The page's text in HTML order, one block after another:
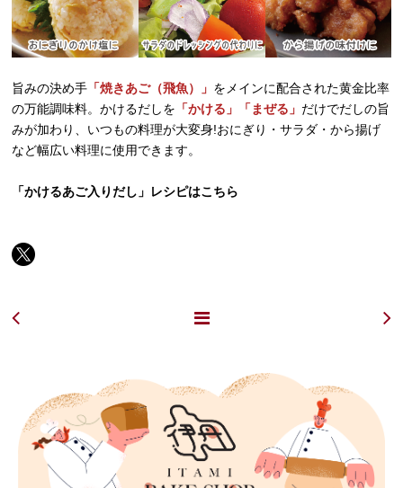
旨みの決め手 「焼きあご（飛魚）」 をメインに配合された黄金比率
の万能調味料。かけるだしを 「かける」「まぜる」 だけでだしの旨
みが加わり、いつもの料理が大変身!おにぎり・サラダ・から揚げ
など幅広い料理に使用できます。
「かけるあご入りだし」レシピはこちら